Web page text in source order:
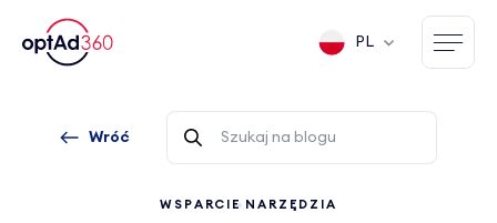
PL
Wróć
WSPARCIE NARZĘDZIA